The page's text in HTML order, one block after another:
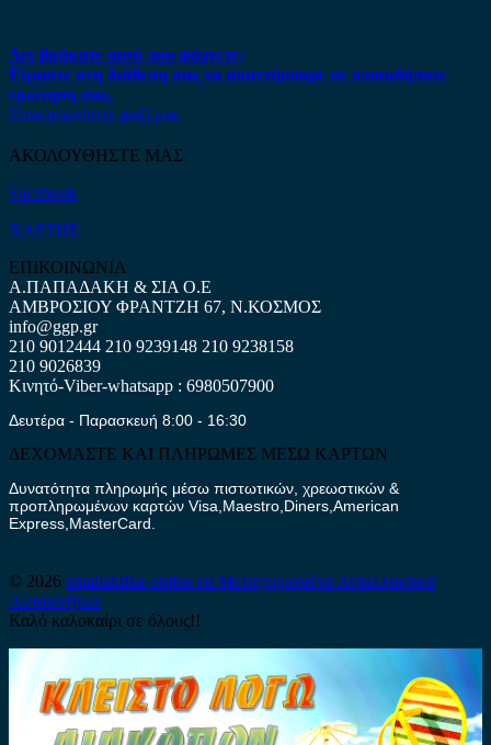
Δεν βρήκατε αυτό που ψάχνετε;
Είμαστε στη διάθεση σας να απαντήσουμε σε οποιαδήποτε
ερώτηση σας.
Επικοινωνήστε μαζί μας
ΑΚΟΛΟΥΘΗΣΤΕ ΜΑΣ
Facebook
ΧΑΡΤΗΣ
ΕΠΙΚΟΙΝΩΝΙΑ
Α.ΠΑΠΑΔΑΚΗ & ΣΙΑ Ο.Ε
ΑΜΒΡΟΣΙΟΥ ΦΡΑΝΤΖΗ 67, Ν.ΚΟΣΜΟΣ
info@ggp.gr
210 9012444 210 9239148 210 9238158
210 9026839
Κινητό-Viber-whatsapp : 6980507900
Δευτέρα - Παρασκευή 8:00 - 16:30
ΔΕΧΟΜΑΣΤΕ ΚΑΙ ΠΛΗΡΩΜΕΣ ΜΕΣΩ ΚΑΡΤΩΝ
Δυνατότητα πληρωμής μέσω πιστωτικών, χρεωστικών &
προπληρωμένων καρτών Visa,Maestro,Diners,American
Express,MasterCard.
© 2026 antallaktika-online.eu Μεταχειρισμένα Ανταλλακτικά
Αυτοκινήτων
Καλό καλοκαίρι σε όλους!!